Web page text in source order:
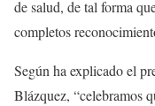
de salud, de tal forma
completos
Según ha explicado el
Blázquez, “celebramos